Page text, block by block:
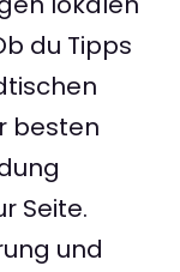
du Tipps
besten
Seite.
und